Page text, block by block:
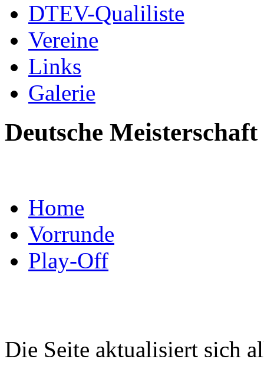
DTEV-Qualiliste
Vereine
Links
Galerie
Deutsche
Home
Vorrunde
Play-Off
Die Seite aktualisiert sich